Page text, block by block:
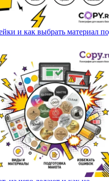
и как выбрать материал